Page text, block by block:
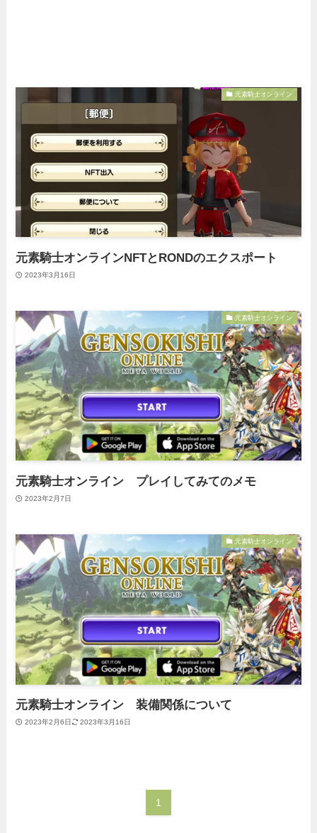
元素騎士オンライン
元素騎士オンラインNFTとRONDのエクスポート
2023年3月16日
元素騎士オンライン
元素騎士オンライン プレイしてみてのメモ
2023年2月7日
元素騎士オンライン
元素騎士オンライン 装備関係について
2023年2月6日 2023年3月16日
1